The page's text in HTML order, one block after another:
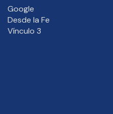
Google
Desde la Fe
Vínculo 3